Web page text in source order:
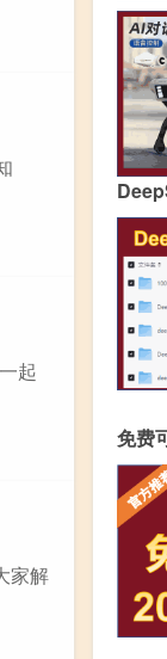
起
家解
免费